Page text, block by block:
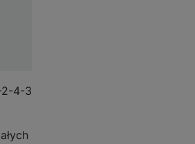
2-4-3